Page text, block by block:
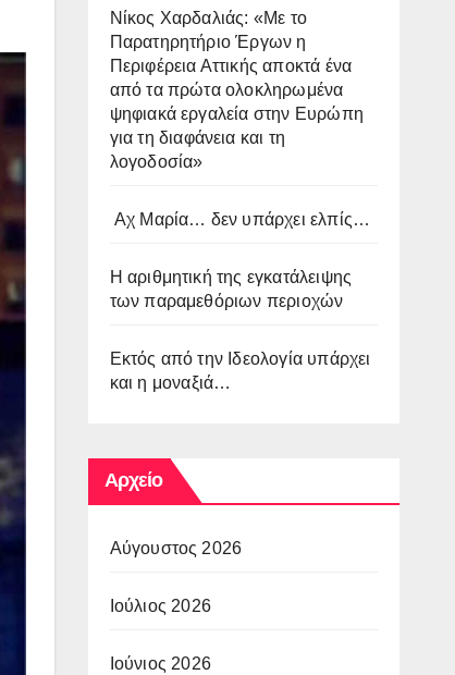
Νίκος Χαρδαλιάς: «Με το
Παρατηρητήριο Έργων η
Περιφέρεια Αττικής αποκτά ένα
από τα πρώτα ολοκληρωμένα
ψηφιακά εργαλεία στην Ευρώπη
για τη διαφάνεια και τη
λογοδοσία»
Αχ Μαρία… δεν υπάρχει ελπίς…
Η αριθμητική της εγκατάλειψης
των παραμεθόριων περιοχών
Εκτός από την Ιδεολογία υπάρχει
και η μοναξιά…
Αρχείο
Αύγουστος 2026
Ιούλιος 2026
Ιούνιος 2026